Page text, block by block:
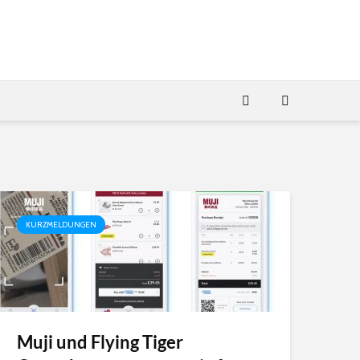
KURZMELDUNGEN
Muji und Flying Tiger
SES-imagotag